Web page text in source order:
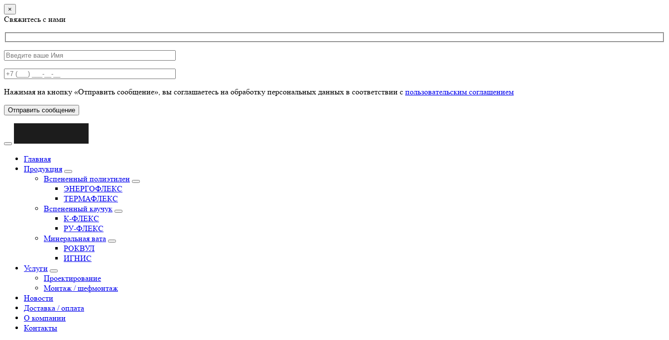
×
Свяжитесь с нами
Нажимая на кнопку «Отправить сообщение», вы соглашаетесь на обработку персональных данных в соответствии с пользовательским соглашением
Отправить сообщение
Главная
Продукция
Вспененный полиэтилен
ЭНЕРГОФЛЕКС
ТЕРМАФЛЕКС
Вспененный каучук
К-ФЛЕКС
РУ-ФЛЕКС
Минеральная вата
РОКВУЛ
ИГНИС
Услуги
Проектирование
Монтаж / шефмонтаж
Новости
Доставка / оплата
О компании
Контакты